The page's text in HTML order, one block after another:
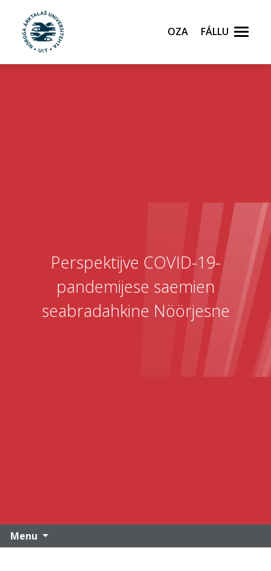
Gå til hovedinnhold
Oza Fállu
Perspektijve COVID-19-
pandemijese saemien
seabradahkine Nöörjesne
Menu